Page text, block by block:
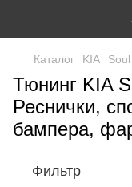
Каталог KIA
Тюнинг KIA
Реснички,
бампера,
Фильтр